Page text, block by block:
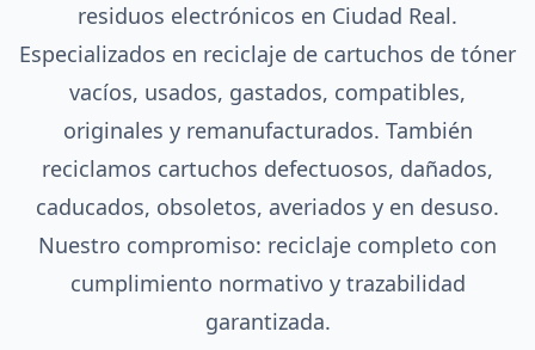
residuos electrónicos en Ciudad Real.
Especializados en reciclaje de cartuchos de tóner
vacíos, usados, gastados, compatibles,
originales y remanufacturados. También
reciclamos cartuchos defectuosos, dañados,
caducados, obsoletos, averiados y en desuso.
Nuestro compromiso: reciclaje completo con
cumplimiento normativo y trazabilidad
garantizada.